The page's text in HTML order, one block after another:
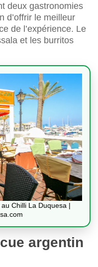
deux gastronomies
d’offrir le meilleur
de l’expérience. Le
et les burritos
Chilli La Duquesa |
argentin